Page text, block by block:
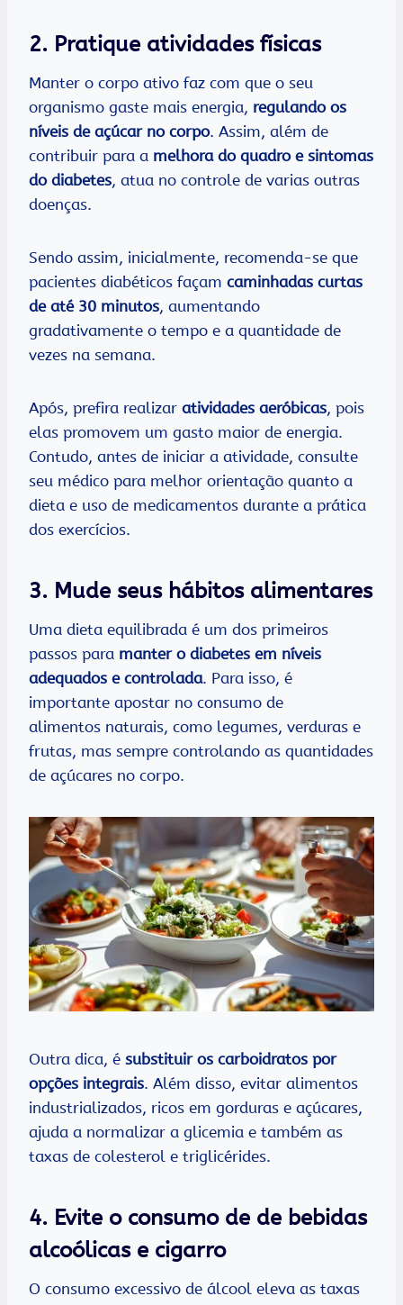
2. Pratique atividades físicas
Manter o corpo ativo faz com que o seu
organismo gaste mais energia, regulando os
níveis de açúcar no corpo. Assim, além de
contribuir para a melhora do quadro e sintomas
do diabetes, atua no controle de varias outras
doenças.
Sendo assim, inicialmente, recomenda-se que
pacientes diabéticos façam caminhadas curtas
de até 30 minutos, aumentando
gradativamente o tempo e a quantidade de
vezes na semana.
Após, prefira realizar atividades aeróbicas, pois
elas promovem um gasto maior de energia.
Contudo, antes de iniciar a atividade, consulte
seu médico para melhor orientação quanto a
dieta e uso de medicamentos durante a prática
dos exercícios.
3. Mude seus hábitos alimentares
Uma dieta equilibrada é um dos primeiros
passos para manter o diabetes em níveis
adequados e controlada. Para isso, é
importante apostar no consumo de
alimentos naturais, como legumes, verduras e
frutas, mas sempre controlando as quantidades
de açúcares no corpo.
Outra dica, é substituir os carboidratos por
opções integrais. Além disso, evitar alimentos
industrializados, ricos em gorduras e açúcares,
ajuda a normalizar a glicemia e também as
taxas de colesterol e triglicérides.
4. Evite o consumo de de bebidas
alcoólicas e cigarro
O consumo excessivo de álcool eleva as taxas